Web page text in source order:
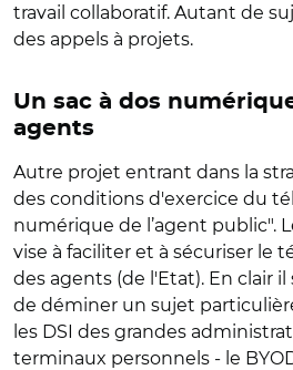
travail collaboratif. Autant de
des appels à projets.
Un sac à dos
agents
Autre projet entrant dans la
des conditions d'exercice du
numérique de l’agent public".
vise à faciliter et à sécuriser le
des agents (de l'Etat). En clair
de déminer un sujet
les DSI des grandes
terminaux personnels - le